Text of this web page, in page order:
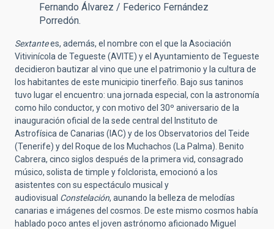
Fernando Álvarez / Federico Fernández
Porredón.
Sextantees, además, el nombre con el que la Asociación
Vitivinícola de Tegueste (AVITE) y el Ayuntamiento de Tegueste
decidieron bautizar al vino que une el patrimonio y la cultura de
los habitantes de este municipio tinerfeño. Bajo sus taninos
tuvo lugar el encuentro: una jornada especial, con la astronomía
como hilo conductor, y con motivo del 30º aniversario de la
inauguración oficial de la sede central del Instituto de
Astrofísica de Canarias (IAC) y de los Observatorios del Teide
(Tenerife) y del Roque de los Muchachos (La Palma). Benito
Cabrera, cinco siglos después de la primera vid, consagrado
músico, solista de timple y folclorista, emocionó a los
asistentes con su espectáculo musical y
audiovisual Constelación, aunando la belleza de melodías
canarias e imágenes del cosmos. De este mismo cosmos había
hablado poco antes el joven astrónomo aficionado Miguel